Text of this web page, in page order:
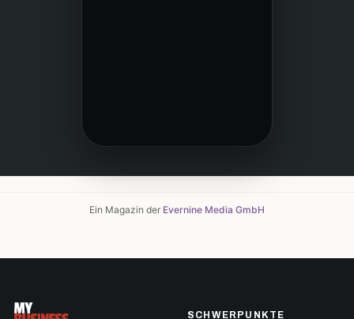
Ein Magazin der Evernine Media GmbH
SCHWERPUNKTE